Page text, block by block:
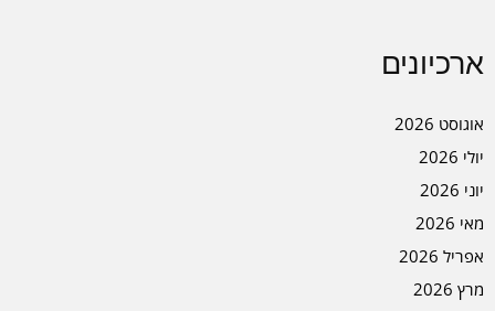
ארכיונים
אוגוסט 2026
יולי 2026
יוני 2026
מאי 2026
אפריל 2026
מרץ 2026